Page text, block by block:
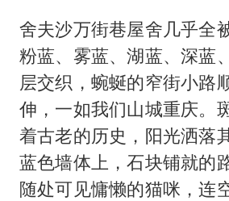
舍夫沙万街巷屋舍几乎全
粉蓝、雾蓝、湖蓝、深蓝
层交织，蜿蜒的窄街小路
伸，一如我们山城重庆。
着古老的历史，阳光洒落
蓝色墙体上，石块铺就的
随处可见慵懒的猫咪，连